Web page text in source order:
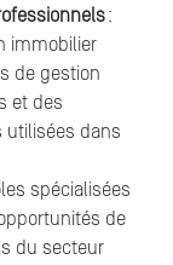
:
immobilier
de gestion
et des
utilisées dans
spécialisées
de
du secteur